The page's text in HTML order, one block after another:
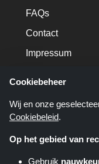
FAQs
Contact
Impressum
Cookiebeheer
Wij en onze
Cookiebeleid.
Op het gebied van
Gebruik